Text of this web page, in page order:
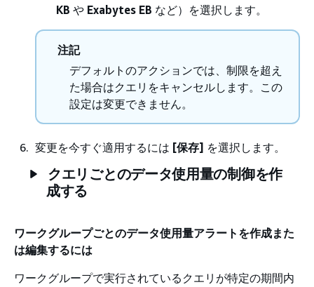
KB や Exabytes EB など）を選択します。
注記
デフォルトのアクションでは、制限を超え
た場合はクエリをキャンセルします。この
設定は変更できません。
変更を今すぐ適用するには [保存] を選択します。
クエリごとのデータ使用量の制御を作
成する
ワークグループごとのデータ使用量アラートを作成また
は編集するには
ワークグループで実行されているクエリが特定の期間内